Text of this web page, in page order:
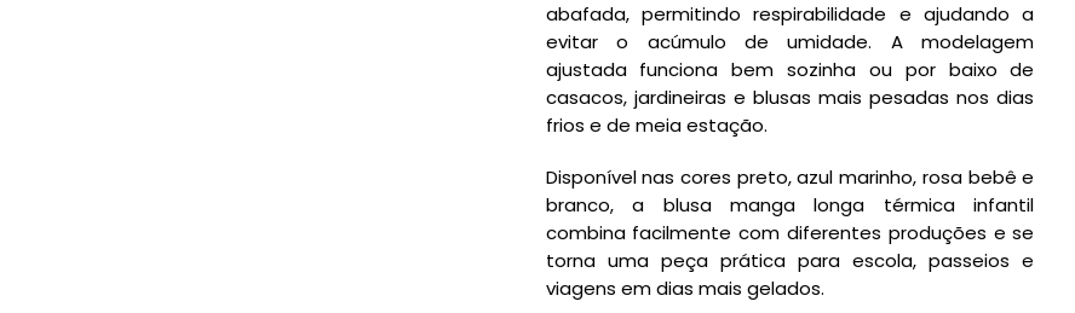
abafada, permitindo respirabilidade e ajudando a
evitar o acúmulo de umidade. A modelagem
ajustada funciona bem sozinha ou por baixo de
casacos, jardineiras e blusas mais pesadas nos dias
frios e de meia estação.
Disponível nas cores preto, azul marinho, rosa bebê e
branco, a blusa manga longa térmica infantil
combina facilmente com diferentes produções e se
torna uma peça prática para escola, passeios e
viagens em dias mais gelados.